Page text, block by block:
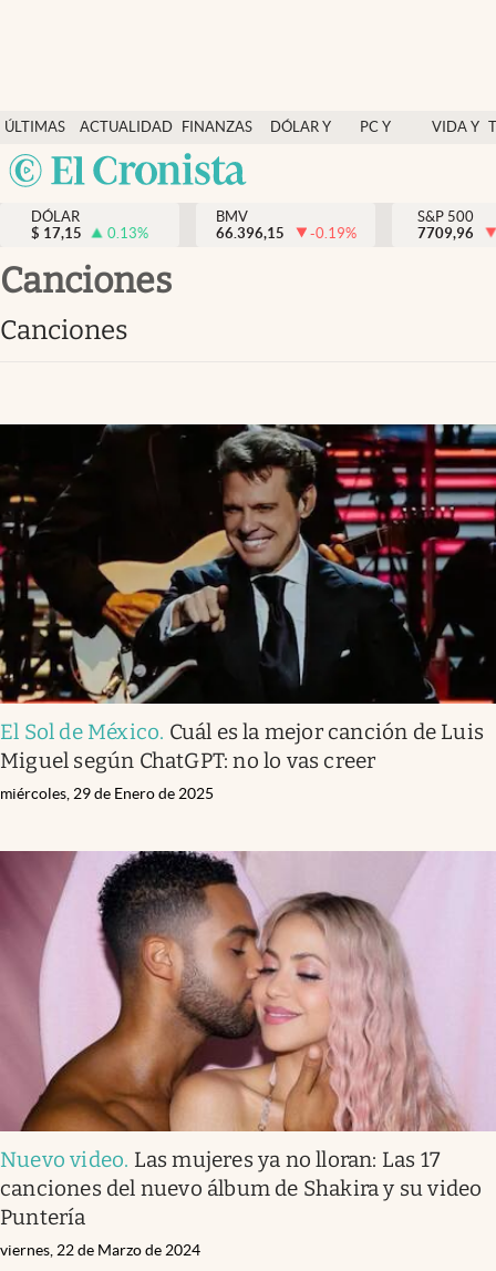
ÚLTIMAS
NOTICIAS
ACTUALIDAD
FINANZAS
Y
ECONOMÍA
DÓLAR Y
PC Y
VIDA Y
México
Actualidad
Finanzas y economía
Dólar y mercados
Opinión
Brand Strategy
Vida y estilo
Tv
Clima
Espiritualidad
Mediakit
abre en nueva pestaña
México
DÓLAR
$ 17,15 0.13%
BMV
66.396,15
-0.19%
S&P 500
7709,96
canciones
canciones
El Sol de México. Cuál es la mejor canción de Luis
Miguel según ChatGPT: no lo vas creer
miércoles, 29 de Enero de 2025
Nuevo video. Las mujeres ya no lloran: Las 17
canciones del nuevo álbum de Shakira y su video
Puntería
viernes, 22 de Marzo de 2024